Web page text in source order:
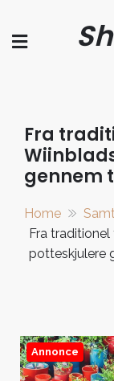
content
Fra
gennem
Home
Fra
potteskjulere
Annonce